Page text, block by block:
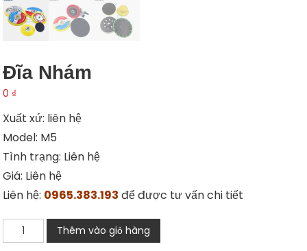
Đĩa Nhám
0 ₫
Xuất xứ: liên hệ
Model: M5
Tình trạng: Liên hệ
Giá: Liên hệ
Liên hệ: 0965.383.193 để được tư vấn chi tiết
nhám
Thêm vào giỏ hàng